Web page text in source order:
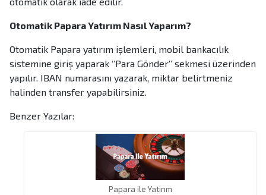
Otomatik Papara Yatırım Nasıl Yaparım?
Otomatik Papara yatırım işlemleri, mobil bankacılık
sistemine giriş yaparak ‘’Para Gönder’’ sekmesi üzerinden
yapılır. IBAN numarasını yazarak, miktar belirtmeniz
halinden transfer yapabilirsiniz.
Benzer Yazılar:
Papara ile Yatırım